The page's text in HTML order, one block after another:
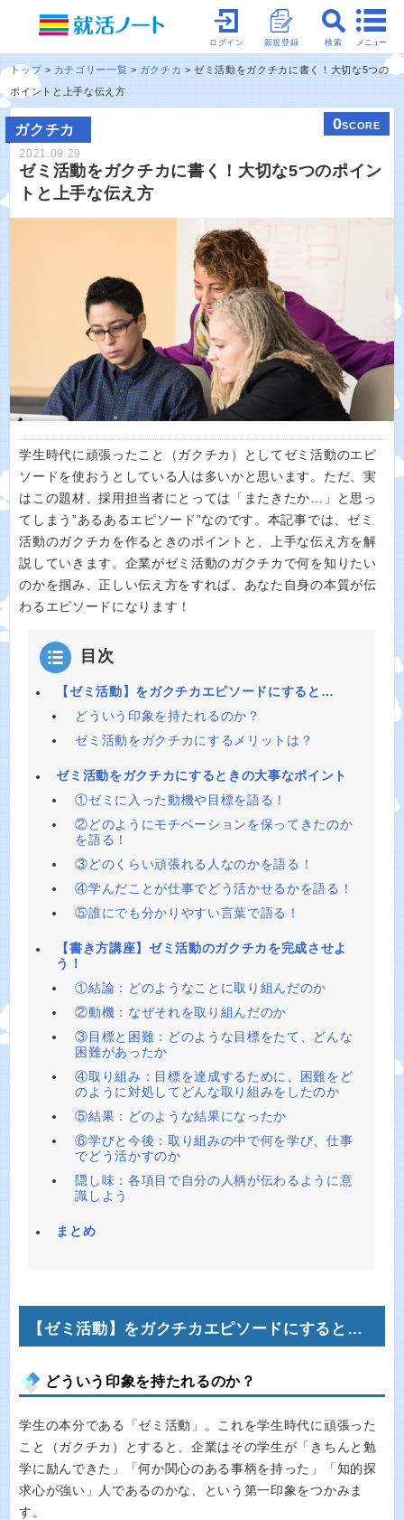
メニュー
検索
新規登録
ログイン
トップ カテゴリー一覧 ガクチカ
ゼミ活動をガクチカに書く！大切な5つの
ポイントと上手な伝え方
ガクチカ 0SCORE
2021.09.29
ゼミ活動をガクチカに書く！大切な5つのポイン
トと上手な伝え方
学生時代に頑張ったこと（ガクチカ）としてゼミ活動のエピ
ソードを使おうとしている人は多いかと思います。ただ、実
はこの題材、採用担当者にとっては「またきたか…」と思っ
てしまう”あるあるエピソード”なのです。本記事では、ゼミ
活動のガクチカを作るときのポイントと、上手な伝え方を解
説していきます。企業がゼミ活動のガクチカで何を知りたい
のかを掴み、正しい伝え方をすれば、あなた自身の本質が伝
わるエピソードになります！
目次
【ゼミ活動】をガクチカエピソードにすると…
どういう印象を持たれるのか？
ゼミ活動をガクチカにするメリットは？
ゼミ活動をガクチカにするときの大事なポイント
①ゼミに入った動機や目標を語る！
②どのようにモチベーションを保ってきたのか
を語る！
③どのくらい頑張れる人なのかを語る！
④学んだことが仕事でどう活かせるかを語る！
⑤誰にでも分かりやすい言葉で語る！
【書き方講座】ゼミ活動のガクチカを完成させよ
う！
①結論：どのようなことに取り組んだのか
②動機：なぜそれを取り組んだのか
③目標と困難：どのような目標をたて、どんな
困難があったか
④取り組み：目標を達成するために、困難をど
のように対処してどんな取り組みをしたのか
⑤結果：どのような結果になったか
⑥学びと今後：取り組みの中で何を学び、仕事
でどう活かすのか
隠し味：各項目で自分の人柄が伝わるように意
識しよう
まとめ
【ゼミ活動】をガクチカエピソードにすると…
どういう印象を持たれるのか？
学生の本分である「ゼミ活動」。これを学生時代に頑張った
こと（ガクチカ）とすると、企業はその学生が「きちんと勉
学に励んできた」「何か関心のある事柄を持った」「知的探
求心が強い」人であるのかな、という第一印象をつかみま
す。